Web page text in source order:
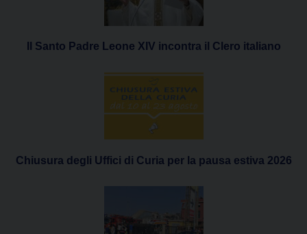
Il Santo Padre Leone XIV incontra il Clero italiano
Chiusura degli Uffici di Curia per la pausa estiva 2026